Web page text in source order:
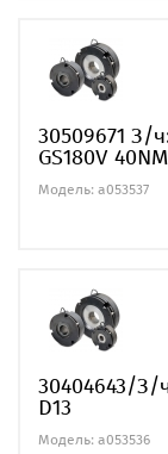
30509671 З/
GS180V
Модель: a053537
30404643/З/
D13
Модель: a053536